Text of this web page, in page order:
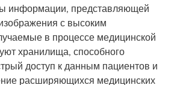
информации, представляющей
с высоким
в процессе медицинской
хранилища, способного
доступ к данным пациентов и
расширяющихся медицинских